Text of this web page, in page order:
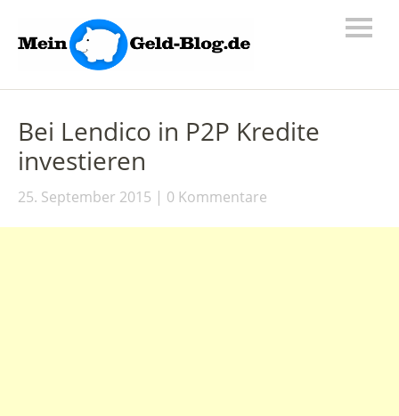
Bei Lendico in P2P Kredite
investieren
25. September 2015 0 Kommentare